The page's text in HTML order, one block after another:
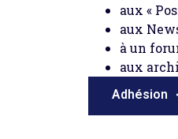
aux «
aux
à un
aux
Adhésion